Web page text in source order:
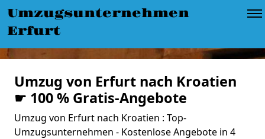
Umzugsunternehmen
Erfurt
Umzug von Erfurt nach Kroatien
☛ 100 % Gratis-Angebote
Umzug von Erfurt nach Kroatien : Top-
Umzugsunternehmen - Kostenlose Angebote in 4